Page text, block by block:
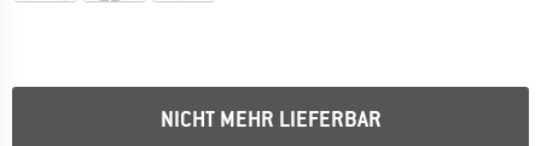
NICHT MEHR LIEFERBAR